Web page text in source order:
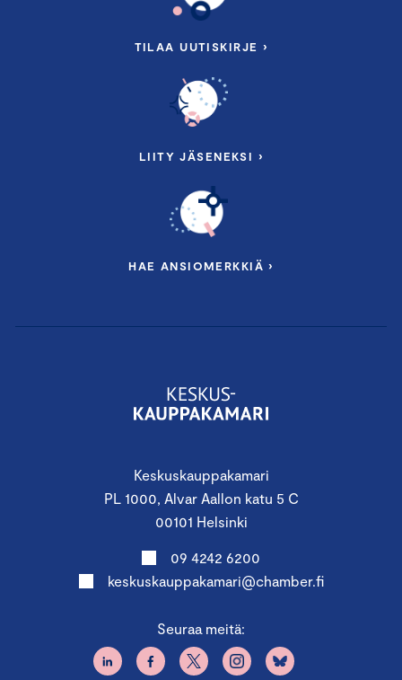
Keskuskauppakamari
PL 1000, Alvar Aallon katu 5 C
00101 Helsinki
09 4242 6200
keskuskauppakamari@chamber.fi
Seuraa meitä:
TILAA UUTISKIRJE ›
LIITY JÄSENEKSI ›
HAE ANSIOMERKKIÄ ›